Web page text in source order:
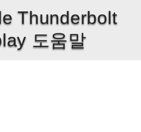
Thunderbolt
도움말